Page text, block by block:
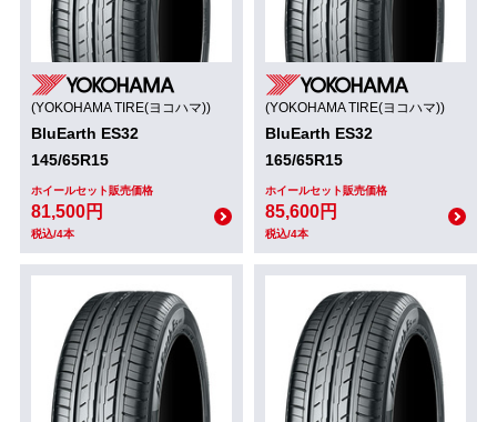
(YOKOHAMA TIRE(ヨコハマ))
BluEarth ES32
145/65R15
ホイールセット販売価格
81,500円
税込/4本
(YOKOHAMA TIRE(ヨコハマ))
BluEarth ES32
165/65R15
ホイールセット販売価格
85,600円
税込/4本